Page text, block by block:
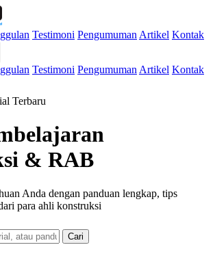
Testimoni Pengumuman Artikel Kontak
Testimoni Pengumuman Artikel Kontak
Terbaru
& RAB
Anda dengan panduan lengkap, tips
para ahli konstruksi
Cari